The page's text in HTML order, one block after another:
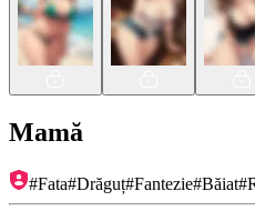
Mamă
#Fata#Drăguț#Fantezie#Băiat#